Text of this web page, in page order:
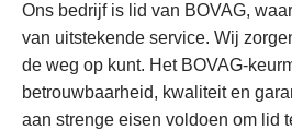
Ons bedrijf is lid van BOVAG,
van uitstekende service. Wij
de weg op kunt. Het BOVAG-
betrouwbaarheid, kwaliteit en
aan strenge eisen voldoen om lid